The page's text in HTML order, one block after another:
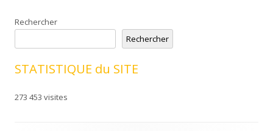
Rechercher
Rechercher
STATISTIQUE du SITE
273 453 visites